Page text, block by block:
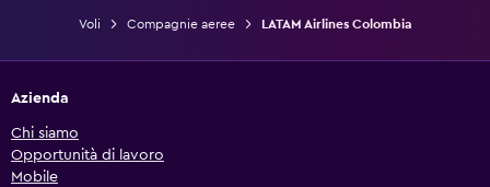
Voli Compagnie aeree LATAM Airlines Colombia
Azienda
Chi siamo
Opportunità di lavoro
Mobile